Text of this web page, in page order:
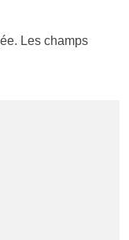
Les champs